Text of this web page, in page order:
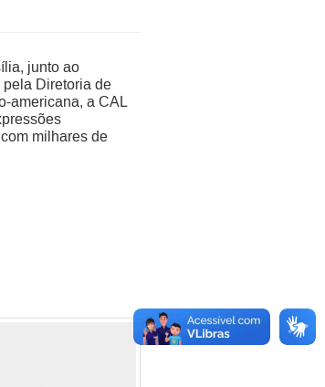
junto ao
Diretoria de
americana, a CAL
milhares de